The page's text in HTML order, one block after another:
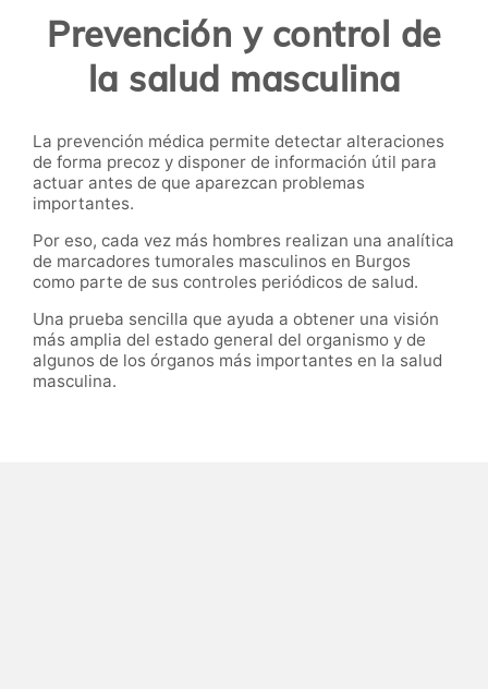
Prevención y control de
la salud masculina
La prevención médica permite detectar alteraciones
de forma precoz y disponer de información útil para
actuar antes de que aparezcan problemas
importantes.
Por eso, cada vez más hombres realizan una analítica
de marcadores tumorales masculinos en Burgos
como parte de sus controles periódicos de salud.
Una prueba sencilla que ayuda a obtener una visión
más amplia del estado general del organismo y de
algunos de los órganos más importantes en la salud
masculina.